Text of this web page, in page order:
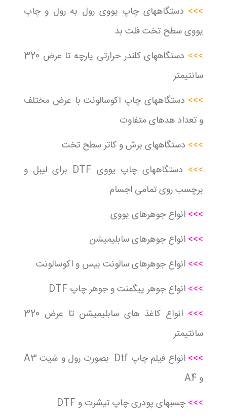
>>> دستگاههای چاپ یووی رول به رول و چاپ
یووی سطح تخت فلت بد
>>>
دستگاههای کلندر حرارتی پارچه تا عرض 320
سانتیمتر
>>> دستگاههای چاپ اکوسالونت با عرض مختلف
و تعداد هدهای متفاوت
>>> دستگاههای برش و کاتر سطح تخت
>>>
دستگاههای چاپ یووی DTF برای لیبل و
برچسب روی تمامی اجسام
>>> انواع جوهرهای یووی
>>> انواع جوهرهای سابلیمیشن
>>> انواع جوهرهای سالونت بیس و اکوسالونت
>>> انواع جوهر پیگمنت و جوهر چاپ DTF
>>>
انواع کاغذ های سابلیمیشن تا عرض 320
سانتیمتر
>>>
انواع فیلم چاپ Dtf بصورت رول و شیت A3
و A4
>>> چسبهای پودری چاپ تیشرت و DTF